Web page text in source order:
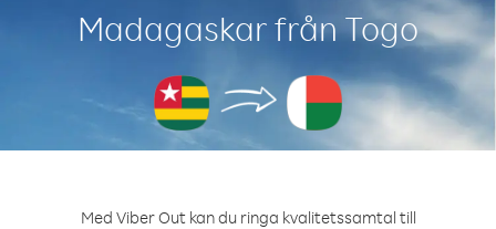
Madagaskar från Togo
Med Viber Out kan du ringa kvalitetssamtal till